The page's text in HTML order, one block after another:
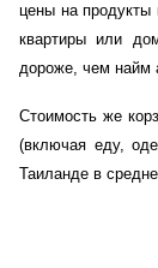
цены на продукты
квартиры или
дороже, чем найм
Стоимость же
(включая еду,
Таиланде в